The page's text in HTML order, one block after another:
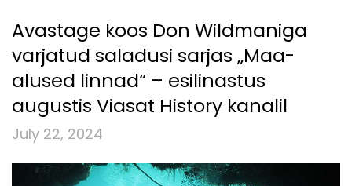
Avastage koos Don Wildmaniga
varjatud saladusi sarjas „Maa-
alused linnad“ – esilinastus
augustis Viasat History kanalil
July 22, 2024